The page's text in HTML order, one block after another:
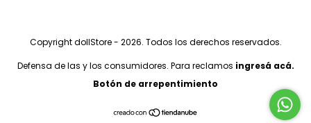
Copyright dollStore - 2026. Todos los derechos reservados.
Defensa de las y los consumidores. Para reclamos ingresá acá.
Botón de arrepentimiento